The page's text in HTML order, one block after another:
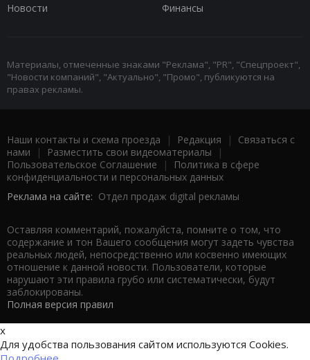
Новости
Финансы
Материалы, отмеченные знаками "Реклама", "PR", "Спецпроект",
"Новости компаний", "Актуально", "Промо", публикуются на
правах рекламы.
Наши контакты и схема проезда | Редакция | Связаться с
нами | Разместить свои видеоматериалы |
Пользовательское Соглашение |
Политика в сфере
конфиденциальности и персональных данных
Реклама на сайте: Отдел продаж digital рекламы
Оставляя комментарий, пожалуйста, помните о том, что
содержание и тон Вашего сообщения могут задеть чувства
реальных людей, непосредственно или косвенно имеющих
отношение к данной новости. Пользователи, которые
нарушают эти правила грубо или систематически, будут
заблокированы.
Полная версия правил
x
Для удобства пользования сайтом используются Cookies.